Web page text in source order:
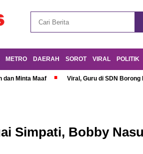
METRO DAERAH SOROT VIRAL POLITIK
dan Minta Maaf Viral, Guru di SDN Borong
Simpati, Bobby